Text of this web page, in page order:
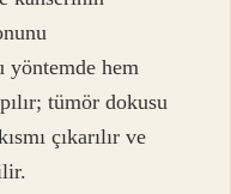
yöntemde hem
tümör dokusu
çıkarılır ve